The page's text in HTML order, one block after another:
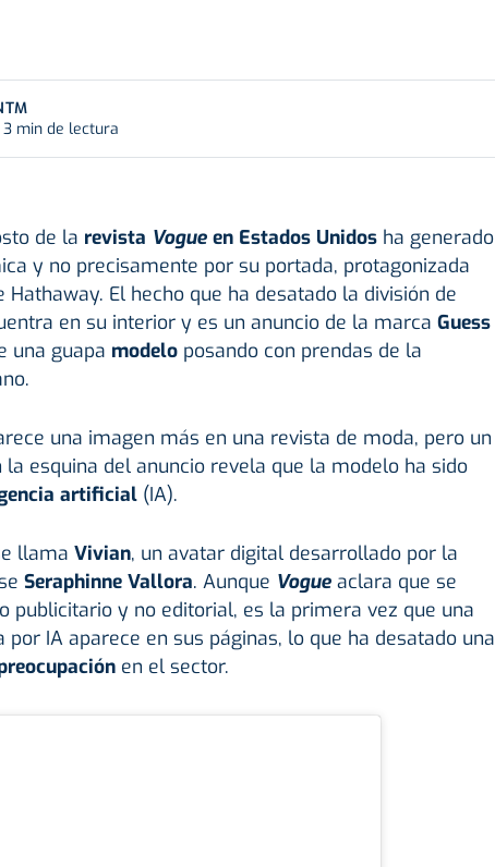
3 min de lectura
de la revista Vogueen Estados Unidosha generado
y no precisamente por su portada, protagonizada
Hathaway. El hecho que ha desatado la división de
en su interior y es un anuncio de la marca Guess
una guapa modelo posando con prendas de la
una imagen más en una revista de moda, pero un
la esquina del anuncio revela que la modelo ha sido
artificial(IA).
llama Vivian, un avatar digital desarrollado por la
Seraphinne Vallora. Aunque Vogueaclara que se
publicitario y no editorial, es la primera vez que una
por IA aparece en sus páginas, lo que ha desatado una
en el sector.